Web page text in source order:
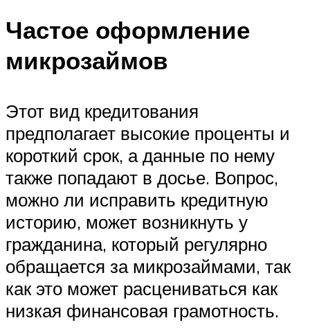
Частое оформление
микрозаймов
Этот вид кредитования
предполагает высокие проценты и
короткий срок, а данные по нему
также попадают в досье. Вопрос,
можно ли исправить кредитную
историю, может возникнуть у
гражданина, который регулярно
обращается за микрозаймами, так
как это может расцениваться как
низкая финансовая грамотность.